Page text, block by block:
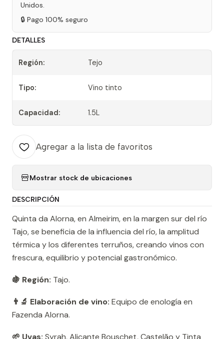
Unidos.
🔒 Pago 100% seguro
DETALLES
Región: Tejo
Tipo: Vino tinto
Capacidad: 1.5L
Agregar a la lista de favoritos
Mostrar stock de ubicaciones
DESCRIPCIÓN
Quinta da Alorna, en Almeirim, en la margen sur del río
Tajo, se beneficia de la influencia del río, la amplitud
térmica y los diferentes terruños, creando vinos con
frescura, equilibrio y potencial gastronómico.
🍇 Región: Tajo.
👨‍🔬 Elaboración de vino: Equipo de enología en
Fazenda Alorna.